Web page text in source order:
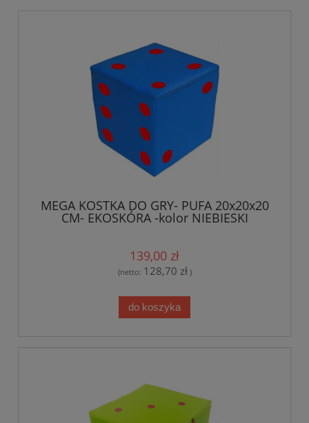
MEGA KOSTKA DO GRY- PUFA 20x20x20
CM- EKOSKÓRA -kolor NIEBIESKI
139,00 zł
(netto: 128,70 zł)
do koszyka